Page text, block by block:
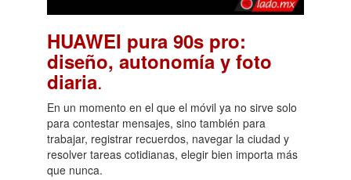
HUAWEI pura 90s pro:
diseño, autonomía y foto
diaria.
En un momento en el que el móvil ya no sirve solo
para contestar mensajes, sino también para
trabajar, registrar recuerdos, navegar la ciudad y
resolver tareas cotidianas, elegir bien importa más
que nunca.